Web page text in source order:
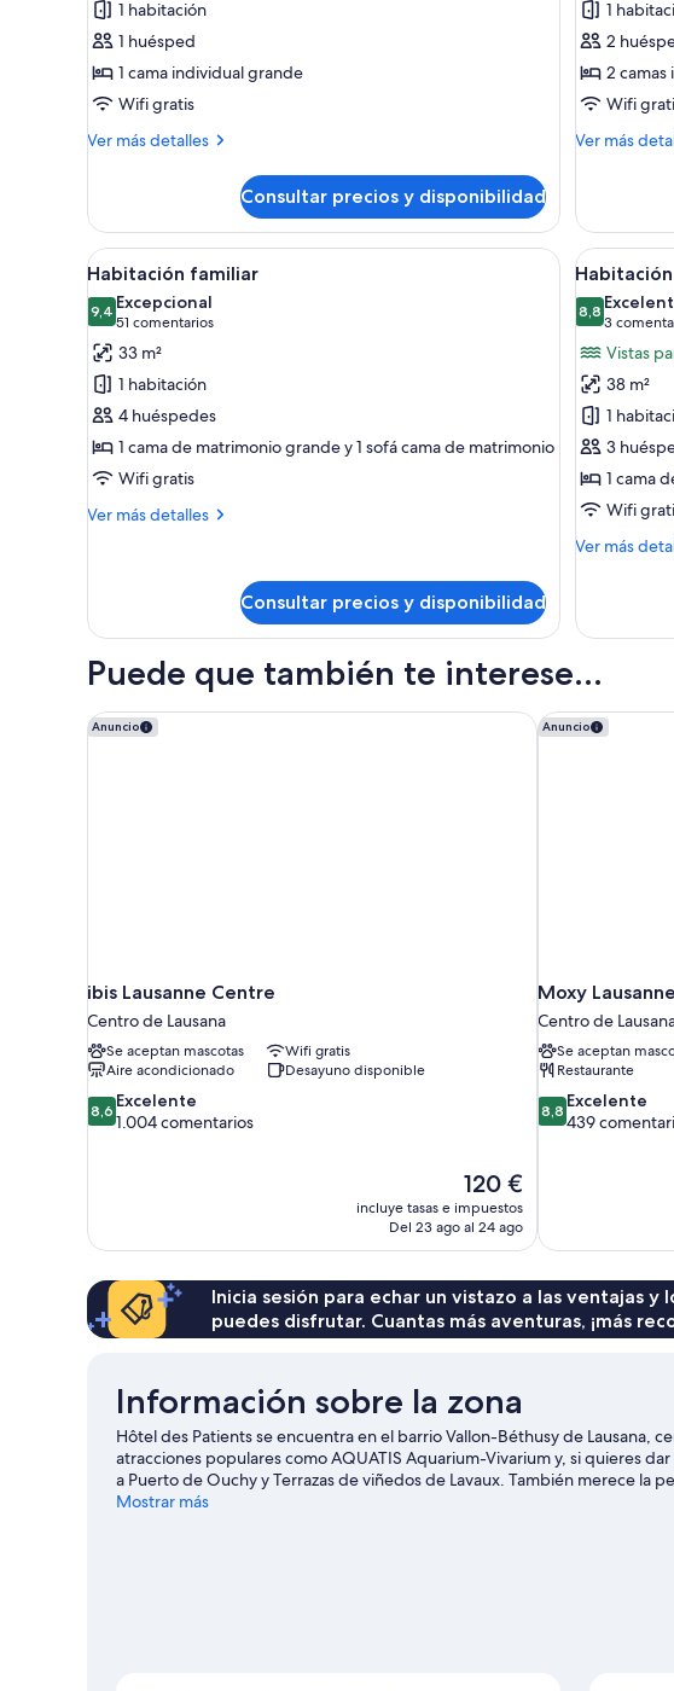
Habitación
estándar
1 habitación
1 huésped
1 cama individual grande
Wifi gratis
Ver más detalles
Más
estándar
Consultar precios y disponibilidad
con
1
cama
doble
1
2
2 camas
Wifi
Ver más
Más
con
cama
doble
o
individuales
Abrir
todas
las
fotos
de
Habitación
familiar
Una sala de estar moderna con un sofá, dos
3
Habitación familiar
9,49,4 de 10
Excepcional
51 comentarios
(51 comentarios)
33 m²
1 habitación
4 huéspedes
1 cama de matrimonio grande y 1 sofá cama de matrimonio
Wifi gratis
Ver más detalles
Más
Consultar precios y disponibilidad
Abrir
todas
las
fotos
de
Habitación
superior,
balcón,
vistas
parciales
al
5
8,88,8 de 10
3
(3
Vistas
38 m²
1
3
1 cama
Wifi
Ver más
Más
superior,
vistas
al
lago
Puede que también te interese...
Anuncio
ibis Lausanne Centre
Centro de Lausana
Se aceptan mascotas
Wifi gratis
Aire acondicionado
Desayuno disponible
8.6
sobre
8,6 Excelente
1.004 comentarios
El
precio
actual
120 €
120 €
incluye tasas e impuestos
Del 23 ago al 24 ago
ibis Lausanne Centre Anuncio
Moxy
Centro de
Se aceptan
Restaurante
8.8
sobre
8,8 Excelente
439
Moxy Lausanne
Inicia sesión para echar un vistazo a las ventajas y
puedes disfrutar. Cuantas más aventuras, ¡más
Información sobre la zona
Hôtel des Patients se encuentra en el barrio Vallon-Béthusy de Lausana,
atracciones populares como AQUATIS Aquarium-Vivarium y, si quieres
a Puerto de Ouchy y Terrazas de viñedos de Lavaux. También merece la
Olímpico. Dedica algo de tiempo a descubrir cuáles son las actividades de
Mostrar más